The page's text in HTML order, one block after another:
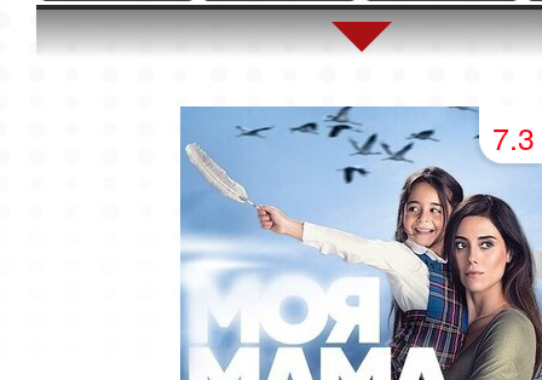
45 серия
46 серия
47 серия
50 серия
51 серия
54 серия
55 серия
58 серия
59 серия
62 серия
63 серия
66 серия
67 серия
7.3